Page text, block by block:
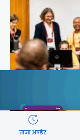
सुरक्षा रिपोर्ट :
ताजा अपडेट